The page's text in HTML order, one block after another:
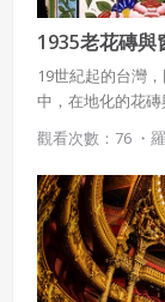
1935老花磚與
19世紀起的台灣
中，在地化的花
於"家＂的追求。
日專屬於台灣的美
觀看次數：76 ・